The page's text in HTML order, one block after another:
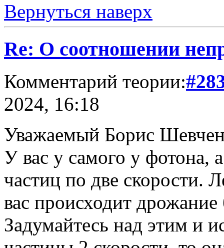
Вернуться наверх
Re: О соотношении
Комментарий теории:
2024, 16:18
Уважаемый Борис
У вас у самого у фотона,
частиц по две скорости.
вас происходит
Задумайтесь над этим и